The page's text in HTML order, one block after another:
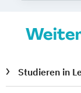
Studieren in